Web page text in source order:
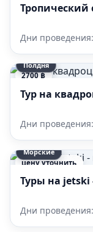
Тропический
Дни
2700 ฿
Полдня
Тур на
Дни
цену уточнить
Морские
Туры на
Дни